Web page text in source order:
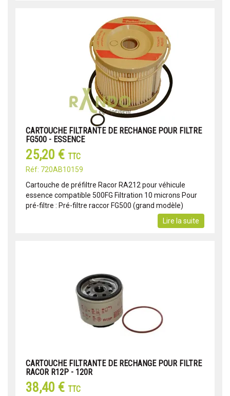
CARTOUCHE FILTRANTE DE RECHANGE POUR FILTRE
FG500 - ESSENCE
25,20 € TTC
Réf: 720AB10159
Cartouche de préfiltre Racor RA212 pour véhicule
essence compatible 500FG Filtration 10 microns Pour
pré-filtre : Pré-filtre raccor FG500 (grand modèle)
Lire la suite
CARTOUCHE FILTRANTE DE RECHANGE POUR FILTRE
RACOR R12P - 120R
38,40 € TTC